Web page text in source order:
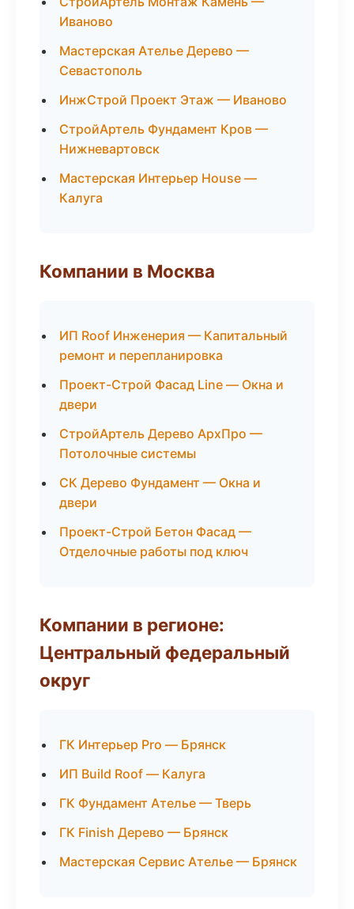
Иваново
Мастерская Ателье Дерево —
Севастополь
ИнжСтрой Проект Этаж — Иваново
СтройАртель Фундамент Кров —
Нижневартовск
Мастерская Интерьер House —
Калуга
Компании в Москва
ИП Roof Инженерия — Капитальный
ремонт и перепланировка
Проект-Строй Фасад Line — Окна и
двери
СтройАртель Дерево АрхПро —
Потолочные системы
СК Дерево Фундамент — Окна и
двери
Проект-Строй Бетон Фасад —
Отделочные работы под ключ
Компании в регионе:
Центральный федеральный
округ
ГК Интерьер Pro — Брянск
ИП Build Roof — Калуга
ГК Фундамент Ателье — Тверь
ГК Finish Дерево — Брянск
Мастерская Сервис Ателье — Брянск